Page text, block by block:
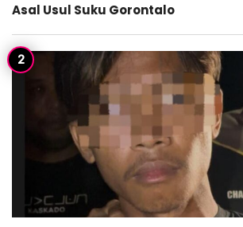
Asal Usul Suku Gorontalo